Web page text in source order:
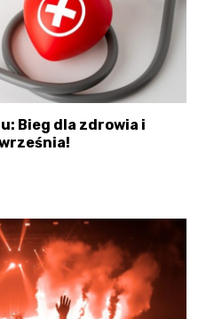
Bieg dla zdrowia i